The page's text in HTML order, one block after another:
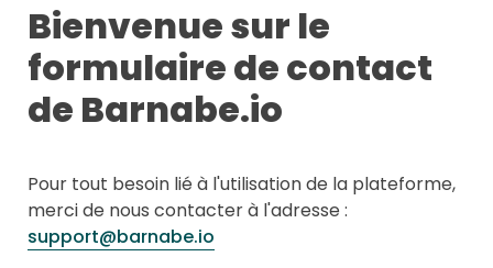
Bienvenue sur le
formulaire de contact
de Barnabe.io
Pour tout besoin lié à l'utilisation de la plateforme,
support@barnabe.io